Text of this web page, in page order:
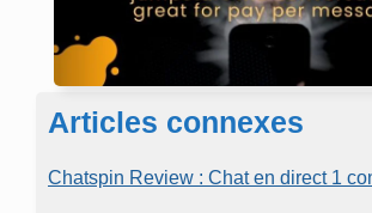
Articles connexes
Chatspin Review : Chat en direct 1